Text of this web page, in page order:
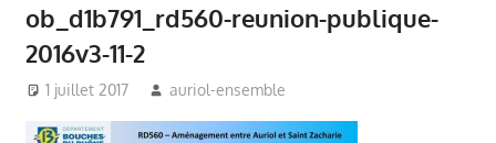
ob_d1b791_rd560-reunion-publique-
2016v3-11-2
1 juillet 2017 auriol-ensemble